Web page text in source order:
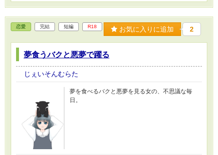
恋愛 完結 短編 R18 お気に入りに追加 2
夢食うバクと悪夢で躍る
じぇいそんむらた
夢を食べるバクと悪夢を見る女の、不思議な毎
日。